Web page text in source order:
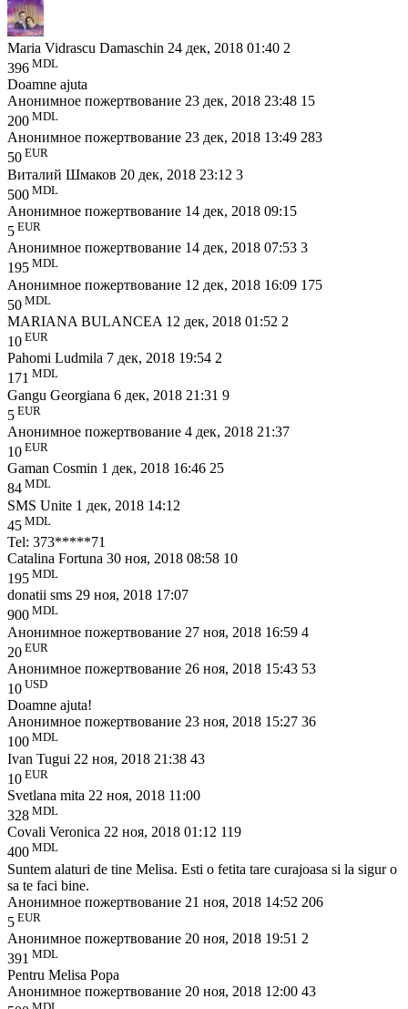
Maria Vidrascu Damaschin 24 дек, 2018 01:40 2
396 MDL
Doamne ajuta
Анонимное пожертвование 23 дек, 2018 23:48 15
200 MDL
Анонимное пожертвование 23 дек, 2018 13:49 283
50 EUR
Виталий Шмаков 20 дек, 2018 23:12 3
500 MDL
Анонимное пожертвование 14 дек, 2018 09:15
5 EUR
Анонимное пожертвование 14 дек, 2018 07:53 3
195 MDL
Анонимное пожертвование 12 дек, 2018 16:09 175
50 MDL
MARIANA BULANCEA 12 дек, 2018 01:52 2
10 EUR
Pahomi Ludmila 7 дек, 2018 19:54 2
171 MDL
Gangu Georgiana 6 дек, 2018 21:31 9
5 EUR
Анонимное пожертвование 4 дек, 2018 21:37
10 EUR
Gaman Cosmin 1 дек, 2018 16:46 25
84 MDL
SMS Unite 1 дек, 2018 14:12
45 MDL
Tel: 373*****71
Catalina Fortuna 30 ноя, 2018 08:58 10
195 MDL
donatii sms 29 ноя, 2018 17:07
900 MDL
Анонимное пожертвование 27 ноя, 2018 16:59 4
20 EUR
Анонимное пожертвование 26 ноя, 2018 15:43 53
10 USD
Doamne ajuta!
Анонимное пожертвование 23 ноя, 2018 15:27 36
100 MDL
Ivan Tugui 22 ноя, 2018 21:38 43
10 EUR
Svetlana mita 22 ноя, 2018 11:00
328 MDL
Covali Veronica 22 ноя, 2018 01:12 119
400 MDL
Suntem alaturi de tine Melisa. Esti o fetita tare curajoasa si la sigur o
sa te faci bine.
Анонимное пожертвование 21 ноя, 2018 14:52 206
5 EUR
Анонимное пожертвование 20 ноя, 2018 19:51 2
391 MDL
Pentru Melisa Popa
Анонимное пожертвование 20 ноя, 2018 12:00 43